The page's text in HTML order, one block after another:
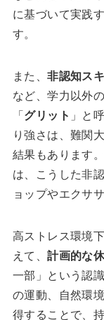
に基づいて実践
す。
また、非認知ス
など、学力以外
「グリット 」と
り強さは、難関
結果もあります
は、こうした非
ョップやエクサ
高ストレス環境
えて、計画的な
一部」という認
の運動、自然環
得することで、